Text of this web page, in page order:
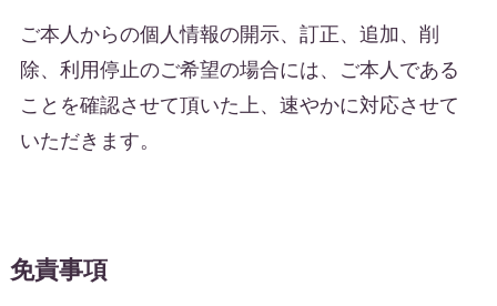
ご本人からの個人情報の開示、訂正、追加、削
除、利用停止のご希望の場合には、ご本人である
ことを確認させて頂いた上、速やかに対応させて
いただきます。
免責事項